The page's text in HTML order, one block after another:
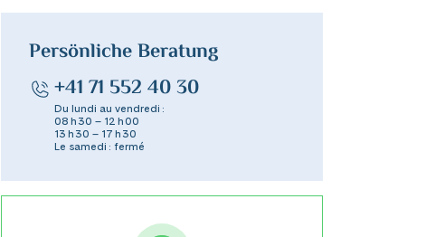
Persönliche Beratung
+41 71 552 40 30
Du lundi au vendredi :
08 h 30 – 12 h 00
13 h 30 – 17 h 30
Le samedi : fermé